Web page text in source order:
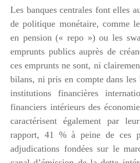
Les banques centrales font elles
de politique monétaire, comme
en pension (« repo ») ou les
emprunts publics auprès de
ces emprunts ne sont, ni
bilans, ni pris en compte dans les
institutions financières
financiers intérieurs des
caractérisent également par
rapport, 41 % à peine de ces
adjudications fondées sur le